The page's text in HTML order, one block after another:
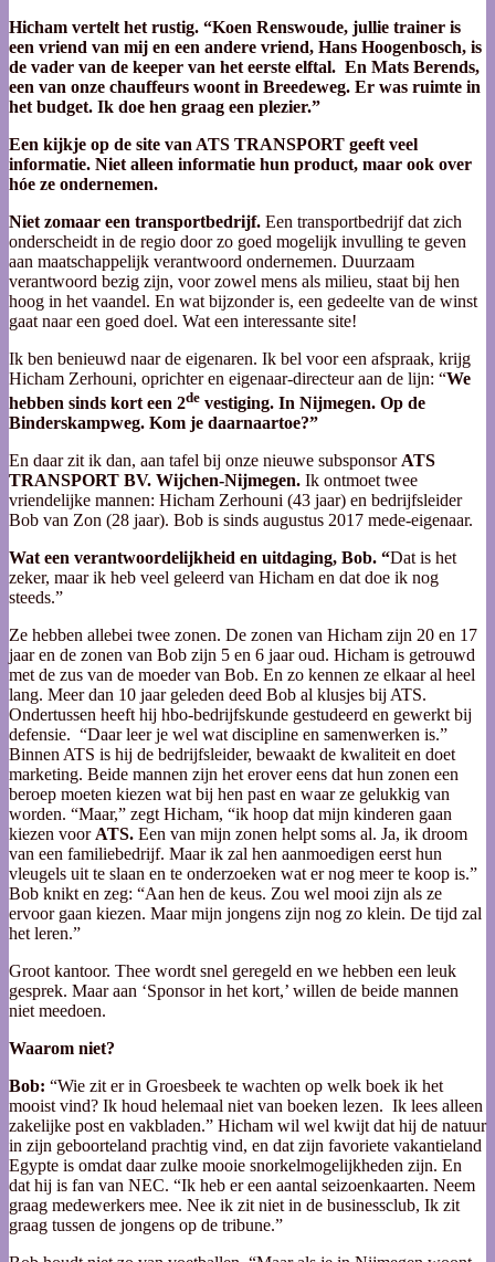
Hicham vertelt het rustig. “Koen Renswoude, jullie trainer is
een vriend van mij en een andere vriend, Hans Hoogenbosch, is
de vader van de keeper van het eerste elftal. En Mats Berends,
een van onze chauffeurs woont in Breedeweg. Er was ruimte in
het budget. Ik doe hen graag een plezier.”
Een kijkje op de site van ATS TRANSPORT geeft veel
informatie. Niet alleen informatie hun product, maar ook over
hóe ze ondernemen.
Niet zomaar een transportbedrijf. Een transportbedrijf dat zich
onderscheidt in de regio door zo goed mogelijk invulling te geven
aan maatschappelijk verantwoord ondernemen. Duurzaam
verantwoord bezig zijn, voor zowel mens als milieu, staat bij hen
hoog in het vaandel. En wat bijzonder is, een gedeelte van de winst
gaat naar een goed doel. Wat een interessante site!
Ik ben benieuwd naar de eigenaren. Ik bel voor een afspraak, krijg
Hicham Zerhouni, oprichter en eigenaar-directeur aan de lijn: “We
hebben sinds kort een 2de vestiging. In Nijmegen. Op de
Binderskampweg. Kom je daarnaartoe?”
En daar zit ik dan, aan tafel bij onze nieuwe subsponsor ATS
TRANSPORT BV. Wijchen-Nijmegen. Ik ontmoet twee
vriendelijke mannen: Hicham Zerhouni (43 jaar) en bedrijfsleider
Bob van Zon (28 jaar). Bob is sinds augustus 2017 mede-eigenaar.
Wat een verantwoordelijkheid en uitdaging, Bob. “Dat is het
zeker, maar ik heb veel geleerd van Hicham en dat doe ik nog
steeds.”
Ze hebben allebei twee zonen. De zonen van Hicham zijn 20 en 17
jaar en de zonen van Bob zijn 5 en 6 jaar oud. Hicham is getrouwd
met de zus van de moeder van Bob. En zo kennen ze elkaar al heel
lang. Meer dan 10 jaar geleden deed Bob al klusjes bij ATS.
Ondertussen heeft hij hbo-bedrijfskunde gestudeerd en gewerkt bij
defensie. “Daar leer je wel wat discipline en samenwerken is.”
Binnen ATS is hij de bedrijfsleider, bewaakt de kwaliteit en doet
marketing. Beide mannen zijn het erover eens dat hun zonen een
beroep moeten kiezen wat bij hen past en waar ze gelukkig van
worden. “Maar,” zegt Hicham, “ik hoop dat mijn kinderen gaan
kiezen voor ATS. Een van mijn zonen helpt soms al. Ja, ik droom
van een familiebedrijf. Maar ik zal hen aanmoedigen eerst hun
vleugels uit te slaan en te onderzoeken wat er nog meer te koop is.”
Bob knikt en zeg: “Aan hen de keus. Zou wel mooi zijn als ze
ervoor gaan kiezen. Maar mijn jongens zijn nog zo klein. De tijd zal
het leren.”
Groot kantoor. Thee wordt snel geregeld en we hebben een leuk
gesprek. Maar aan ‘Sponsor in het kort,’ willen de beide mannen
niet meedoen.
Waarom niet?
Bob: “Wie zit er in Groesbeek te wachten op welk boek ik het
mooist vind? Ik houd helemaal niet van boeken lezen. Ik lees alleen
zakelijke post en vakbladen.” Hicham wil wel kwijt dat hij de natuur
in zijn geboorteland prachtig vind, en dat zijn favoriete vakantieland
Egypte is omdat daar zulke mooie snorkelmogelijkheden zijn. En
dat hij is fan van NEC. “Ik heb er een aantal seizoenkaarten. Neem
graag medewerkers mee. Nee ik zit niet in de businessclub, Ik zit
graag tussen de jongens op de tribune.”